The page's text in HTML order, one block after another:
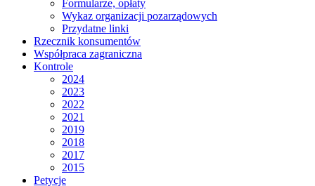
Formularze, opłaty
Wykaz organizacji pozarządowych
Przydatne linki
Rzecznik konsumentów
Współpraca zagraniczna
Kontrole
2024
2023
2022
2021
2019
2018
2017
2015
Petycje